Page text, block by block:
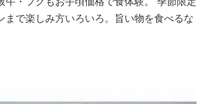
まで楽しみ方いろいろ。旨い物を食べるな